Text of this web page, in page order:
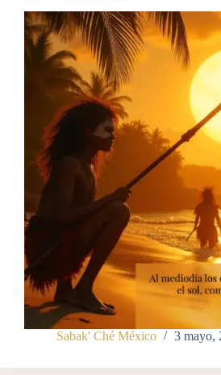
Sabak' Ché México 3 mayo,